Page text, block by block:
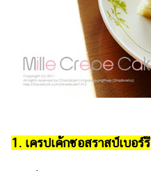
Infographic
บริการ
คอร์ส
1. เครปเค้กซอสราสป์เบอร์รี